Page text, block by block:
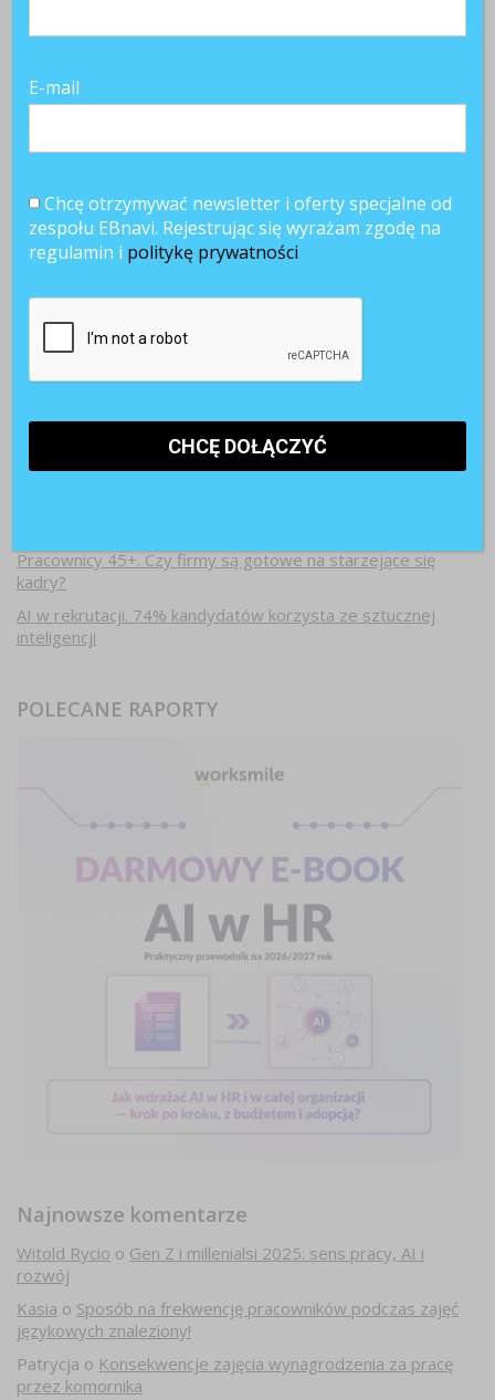
Najnowsze artykuły
Pracownicy 45+. Czy firmy są gotowe na starzejące się
kadry?
AI w rekrutacji. 74% kandydatów korzysta ze sztucznej
inteligencji
POLECANE RAPORTY
Najnowsze komentarze
Witold Rycio o Gen Z i millenialsi 2025: sens pracy, AI i
rozwój
Kasia o Sposób na frekwencję pracowników podczas zajęć
językowych znaleziony!
Patrycja o Konsekwencje zajęcia wynagrodzenia za pracę
przez komornika
E-mail
Chcę otrzymywać newsletter i oferty specjalne od
zespołu EBnavi. Rejestrując się wyrażam zgodę na
regulamin i politykę prywatności